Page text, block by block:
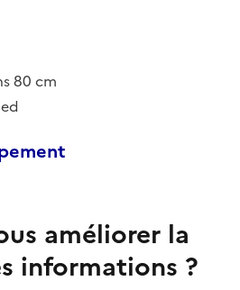
80 cm
améliorer la
informations ?